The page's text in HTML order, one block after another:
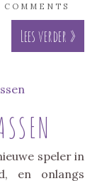
COMMENTS
Lees verder »
speler in
en onlangs